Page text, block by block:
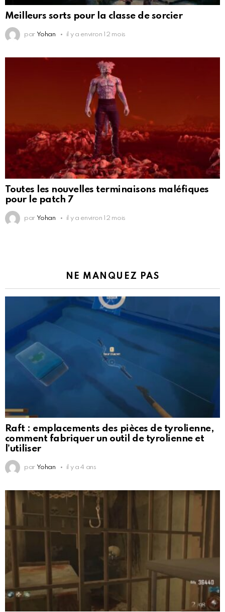
Meilleurs sorts pour la classe de sorcier
par Yohan il y a environ 12 mois
Toutes les nouvelles terminaisons maléfiques
pour le patch 7
par Yohan il y a environ 12 mois
NE MANQUEZ PAS
Raft : emplacements des pièces de tyrolienne,
comment fabriquer un outil de tyrolienne et
l’utiliser
par Yohan il y a 4 ans